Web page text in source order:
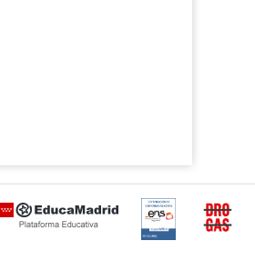
Certificación Buzón